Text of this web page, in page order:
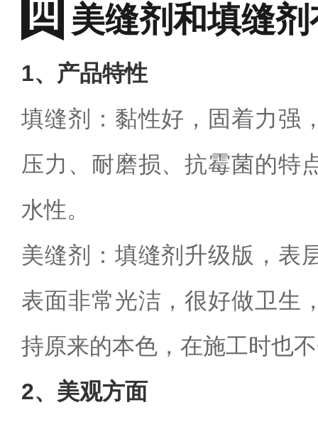
美缝剂和填缝
1、产品特性
填缝剂：黏性好，固着力强
压力、耐磨损、抗霉菌的特
水性。
美缝剂：填缝剂升级版，表
表面非常光洁，很好做卫生
持原来的本色，在施工时也
2、美观方面